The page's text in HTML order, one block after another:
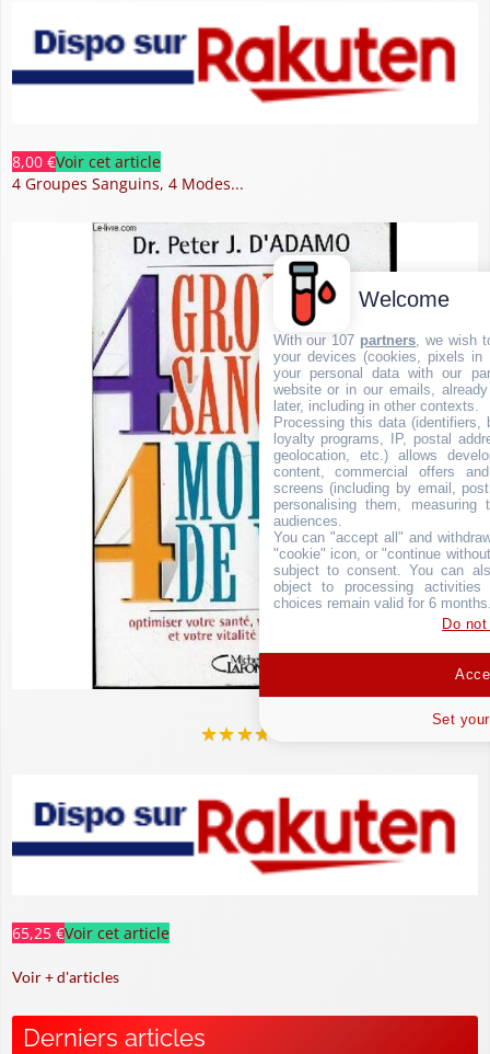
8,00 €Voir cet article
4 Groupes Sanguins, 4 Modes...
★★★★
65,25 €Voir cet article
Voir + d'articles
Derniers articles
Welcome
With our 107 partners , we wish
your devices (cookies, pixels
your personal data with our
website or in our emails,
later, including in other contexts.
Processing this data (identifiers,
loyalty programs, IP, postal
geolocation, etc.) allows
content, commercial offers
screens (including by email,
personalising them, measuring
audiences.
You can "accept all" and
"cookie" icon, or "continue
subject to consent. You can
object to processing
choices remain valid for 6
Do
Set